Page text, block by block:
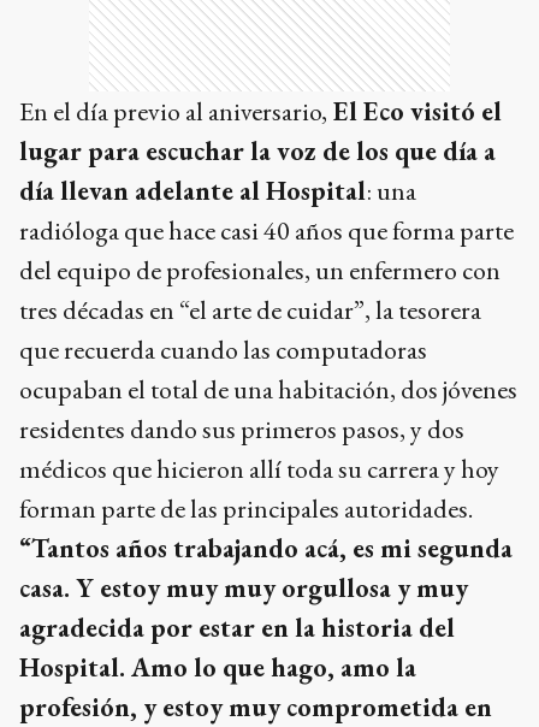
En el día previo al aniversario, El Eco visitó el
lugar para escuchar la voz de los que día a
día llevan adelante al Hospital: una
radióloga que hace casi 40 años que forma parte
del equipo de profesionales, un enfermero con
tres décadas en “el arte de cuidar”, la tesorera
que recuerda cuando las computadoras
ocupaban el total de una habitación, dos jóvenes
residentes dando sus primeros pasos, y dos
médicos que hicieron allí toda su carrera y hoy
forman parte de las principales autoridades.
“Tantos años trabajando acá, es mi segunda
casa. Y estoy muy muy orgullosa y muy
agradecida por estar en la historia del
Hospital. Amo lo que hago, amo la
profesión, y estoy muy comprometida en